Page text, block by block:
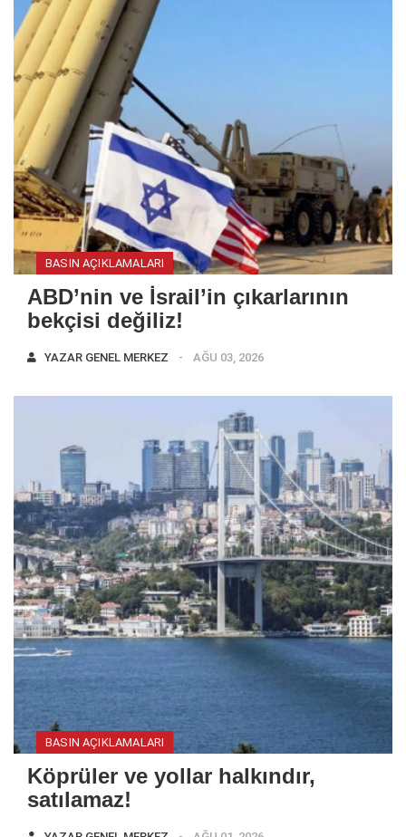
BASIN AÇIKLAMALARI
ABD’nin ve İsrail’in çıkarlarının
bekçisi değiliz!
YAZAR GENEL MERKEZ AĞU 03, 2026
BASIN AÇIKLAMALARI
Köprüler ve yollar halkındır,
satılamaz!